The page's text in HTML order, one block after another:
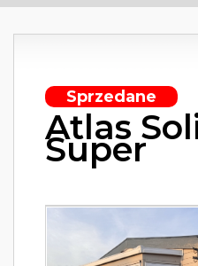
Sprzedane
Atlas
Super